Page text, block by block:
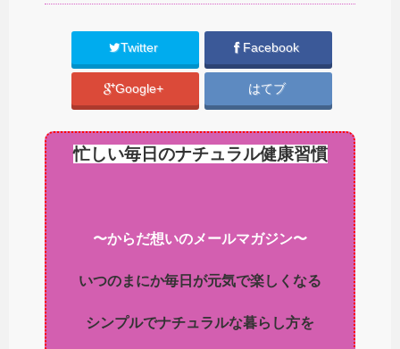
Twitter Facebook
Google+ はてブ
忙しい毎日のナチュラル健康習慣
〜からだ想いのメールマガジン〜
いつのまにか毎日が元気で楽しくなる
シンプルでナチュラルな暮らし方を